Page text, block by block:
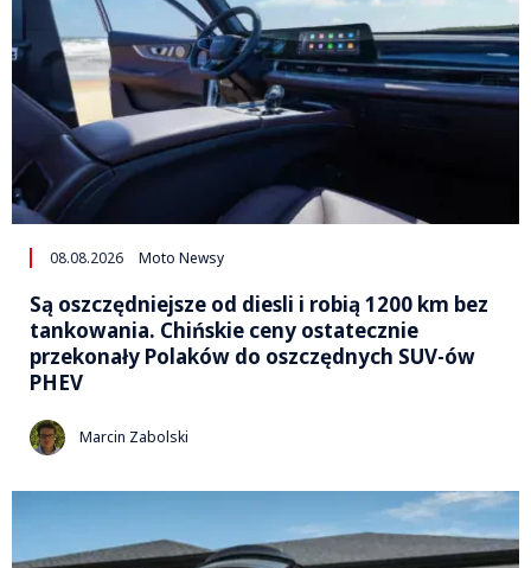
08.08.2026 Moto Newsy
Są oszczędniejsze od diesli i robią 1200 km bez
tankowania. Chińskie ceny ostatecznie
przekonały Polaków do oszczędnych SUV-ów
PHEV
Marcin Zabolski